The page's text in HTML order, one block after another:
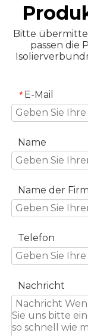
Bitte
passen die
* E-Mail
Name
Name der
Telefon
Nachricht